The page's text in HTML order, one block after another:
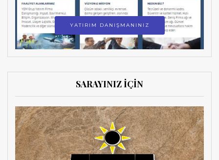
YATIRIM DANIŞMANINIZ
SARAYINIZ İÇİN